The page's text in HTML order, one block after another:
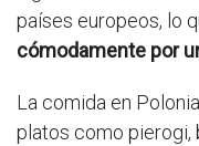
países europeos, lo
cómodamente por
La comida en
platos como pierogi,